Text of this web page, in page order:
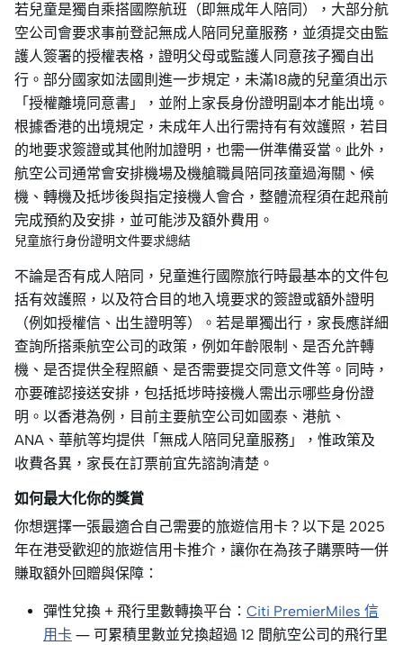
若兒童是獨自乘搭國際航班（即無成年人陪同），大部分航
空公司會要求事前登記無成人陪同兒童服務，並須提交由監
護人簽署的授權表格，證明父母或監護人同意孩子獨自出
行。部分國家如法國則進一步規定，未滿18歲的兒童須出示
「授權離境同意書」，並附上家長身份證明副本才能出境。
根據香港的出境規定，未成年人出行需持有有效護照，若目
的地要求簽證或其他附加證明，也需一併準備妥當。此外，
航空公司通常會安排機場及機艙職員陪同孩童過海關、候
機、轉機及抵埗後與指定接機人會合，整體流程須在起飛前
完成預約及安排，並可能涉及額外費用。
兒童旅行身份證明文件要求總結
不論是否有成人陪同，兒童進行國際旅行時最基本的文件包
括有效護照，以及符合目的地入境要求的簽證或額外證明
（例如授權信、出生證明等）。若是單獨出行，家長應詳細
查詢所搭乘航空公司的政策，例如年齡限制、是否允許轉
機、是否提供全程照顧、是否需要提交同意文件等。同時，
亦要確認接送安排，包括抵埗時接機人需出示哪些身份證
明。以香港為例，目前主要航空公司如國泰、港航、
ANA、華航等均提供「無成人陪同兒童服務」，惟政策及
收費各異，家長在訂票前宜先諮詢清楚。
如何最大化你的獎賞
你想選擇一張最適合自己需要的旅遊信用卡？以下是 2025
年在港受歡迎的旅遊信用卡推介，讓你在為孩子購票時一併
賺取額外回贈與保障：
彈性兌換 + 飛行里數轉換平台： Citi PremierMiles 信
用卡 — 可累積里數並兌換超過 12 間航空公司的飛行里